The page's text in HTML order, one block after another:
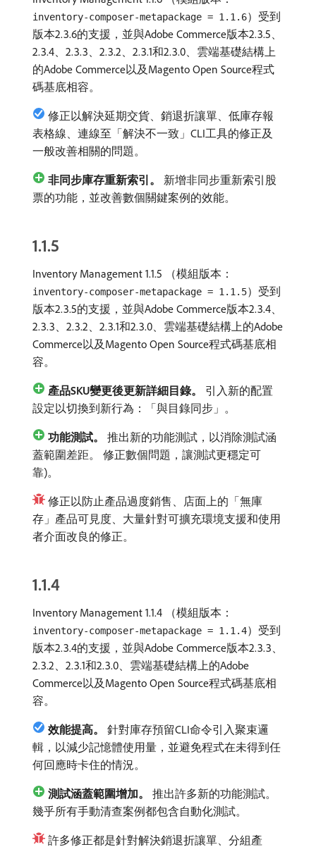
inventory-composer-metapackage = 1.1.6）受到
版本2.3.6的支援，並與Adobe Commerce版本2.3.5、
2.3.4、2.3.3、2.3.2、2.3.1和2.3.0、雲端基礎結構上
的Adobe Commerce以及Magento Open Source程式
碼基底相容。
修正以解決延期交貨、銷退折讓單、低庫存報
表格線、連線至「解決不一致」CLI工具的修正及
一般改善相關的問題。
非同步庫存重新索引。
新增非同步重新索引股
票的功能，並改善數個關鍵案例的效能。
1.1.5
Inventory Management 1.1.5 （模組版本：
inventory-composer-metapackage = 1.1.5）受到
版本2.3.5的支援，並與Adobe Commerce版本2.3.4、
2.3.3、2.3.2、2.3.1和2.3.0、雲端基礎結構上的Adobe
Commerce以及Magento Open Source程式碼基底相
容。
產品SKU變更後更新詳細目錄。
引入新的配置
設定以切換到新行為：「與目錄同步」。
功能測試。
推出新的功能測試，以消除測試涵
蓋範圍差距。 修正數個問題，讓測試更穩定可
靠)。
修正以防止產品過度銷售、店面上的「無庫
存」產品可見度、大量針對可擴充環境支援和使用
者介面改良的修正。
1.1.4
Inventory Management 1.1.4 （模組版本：
inventory-composer-metapackage = 1.1.4）受到
版本2.3.4的支援，並與Adobe Commerce版本2.3.3、
2.3.2、2.3.1和2.3.0、雲端基礎結構上的Adobe
Commerce以及Magento Open Source程式碼基底相
容。
效能提高。
針對庫存預留CLI命令引入聚束邏
輯，以減少記憶體使用量，並避免程式在未得到任
何回應時卡住的情況。
測試涵蓋範圍增加。
推出許多新的功能測試。
幾乎所有手動清查案例都包含自動化測試。
許多修正都是針對解決銷退折讓單、分組產